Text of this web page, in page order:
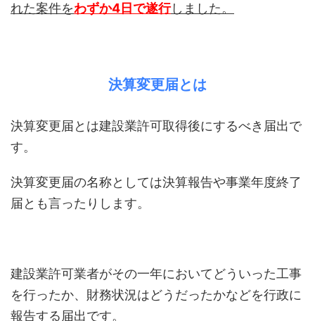
れた案件をわずか4日で遂行しました。
決算変更届とは
決算変更届とは建設業許可取得後にするべき届出で
す。
決算変更届の名称としては決算報告や事業年度終了
届とも言ったりします。
建設業許可業者がその一年においてどういった工事
を行ったか、財務状況はどうだったかなどを行政に
報告する届出です。